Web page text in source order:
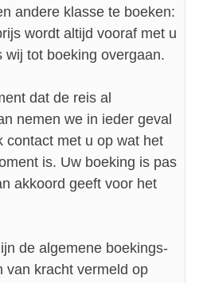
andere klasse te boeken:
wordt altijd vooraf met u
wij tot boeking overgaan.
dat de reis al
nemen we in ieder geval
contact met u op wat het
is. Uw boeking is pas
akkoord geeft voor het
de algemene boekings-
van kracht vermeld op